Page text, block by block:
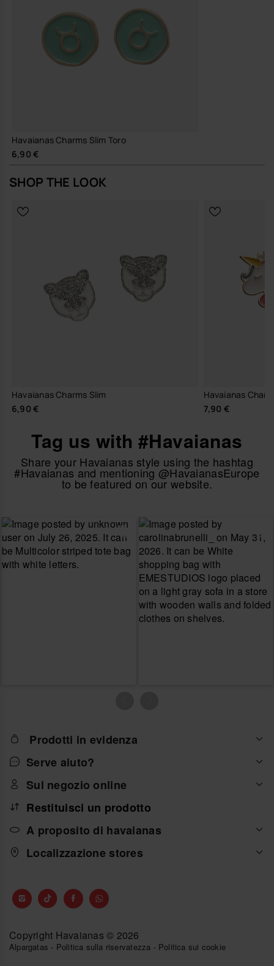
Havaianas Charms Slim Toro
6,90 €
SHOP THE LOOK
Havaianas Charms Slim
6,90 €
Havaianas
7,90 €
Tag us with #Havaianas
Share your Havaianas style using the hashtag
#Havaianas and mentioning @HavaianasEurope
to be featured on our website.
Prodotti in evidenza
Serve aiuto?
Sul negozio online
Restituisci un prodotto
A proposito di havaianas
Localizzazione stores
Copyright Havaianas © 2026
Alpargatas - Politica sulla riservatezza - Politica sui cookie